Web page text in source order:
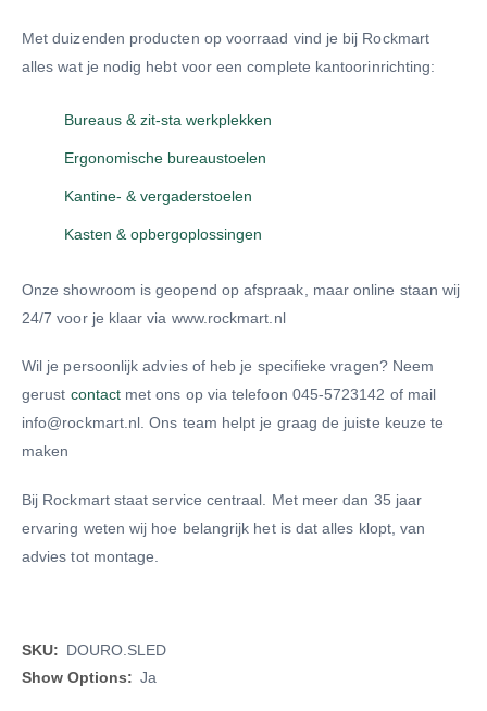
Met duizenden producten op voorraad vind je bij Rockmart
alles wat je nodig hebt voor een complete kantoorinrichting:
Bureaus & zit-sta werkplekken
Ergonomische bureaustoelen
Kantine- & vergaderstoelen
Kasten & opbergoplossingen
Onze showroom is geopend op afspraak, maar online staan wij
24/7 voor je klaar via www.rockmart.nl
Wil je persoonlijk advies of heb je specifieke vragen? Neem
gerust contact met ons op via telefoon 045-5723142 of mail
info@rockmart.nl. Ons team helpt je graag de juiste keuze te
maken
Bij Rockmart staat service centraal. Met meer dan 35 jaar
ervaring weten wij hoe belangrijk het is dat alles klopt, van
advies tot montage.
Meer
informatie
DOURO.SLED
Ja